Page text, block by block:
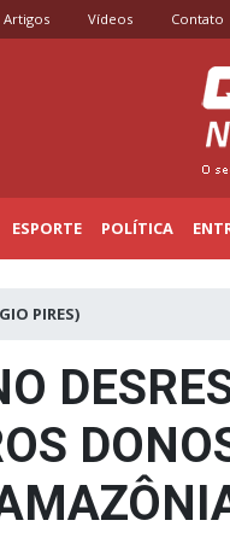
Artigos Vídeos Contato
ESPORTE POLÍTICA
PIRES)